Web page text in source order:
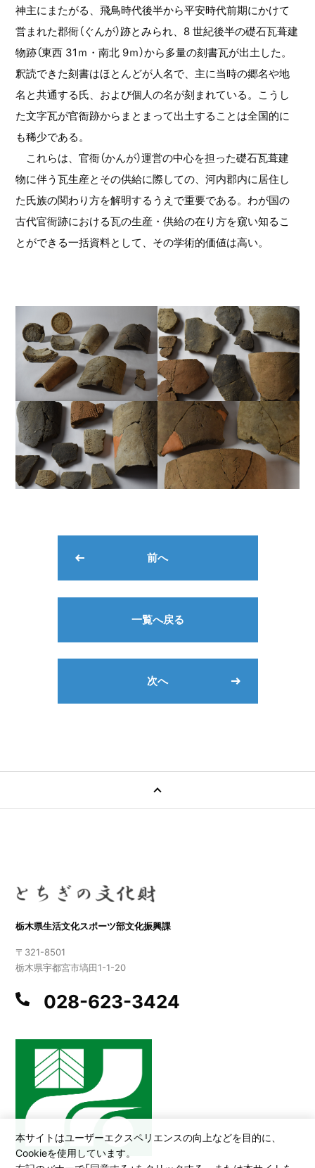
本サイトはユーザーエクスペリエンスの向上などを目的に、
Cookieを使用しています。
神主にまたがる、飛鳥時代後半から平安時代前期にかけて
営まれた郡衙（ぐんが）跡とみられ、8 世紀後半の礎石瓦葺建
物跡（東西 31ｍ・南北 9ｍ）から多量の刻書瓦が出土した。
釈読できた刻書はほとんどが人名で、主に当時の郷名や地
名と共通する氏、および個人の名が刻まれている。こうし
た文字瓦が官衙跡からまとまって出土することは全国的に
も稀少である。
これらは、官衙（かんが）運営の中心を担った礎石瓦葺建
物に伴う瓦生産とその供給に際しての、河内郡内に居住し
た氏族の関わり方を解明するうえで重要である。わが国の
古代官衙跡における瓦の生産・供給の在り方を窺い知るこ
とができる一括資料として、その学術的価値は高い。
前へ
一覧へ戻る
次へ
栃木県生活文化スポーツ部文化振興課
〒321-8501
栃木県宇都宮市塙田1-1-20
028-623-3424